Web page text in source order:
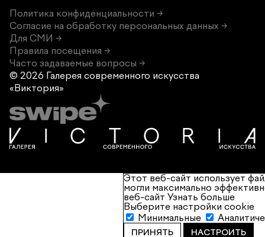
Политика конфиденциальности →
Согласие на обработку персональных данных →
Для СМИ →
Правила посещения →
Часто задаваемые вопросы →
© 2026 Галерея современного искусства
«Виктория»
Этот веб-сайт использует
могли максимально
веб-сайт Узнать больше
Выберите настройки cookie
Минимальные
ПРИНЯТЬ НАСТРОИТЬ